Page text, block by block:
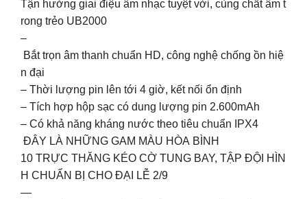
Tận hưởng giai điệu âm nhạc tuyệt vời, cùng chất âm t
rong trẻo UB2000
–
Bắt trọn âm thanh chuẩn HD, công nghệ chống ồn hiệ
n đại
– Thời lượng pin lên tới 4 giờ, kết nối ổn định
– Tích hợp hộp sạc có dung lượng pin 2.600mAh
– Có khả năng kháng nước theo tiêu chuẩn IPX4
ĐÂY LÀ NHỮNG GAM MÀU HÒA BÌNH
10 TRỰC THĂNG KÉO CỜ TUNG BAY, TẬP ĐỘI HÌN
H CHUẨN BỊ CHO ĐẠI LỄ 2/9
—